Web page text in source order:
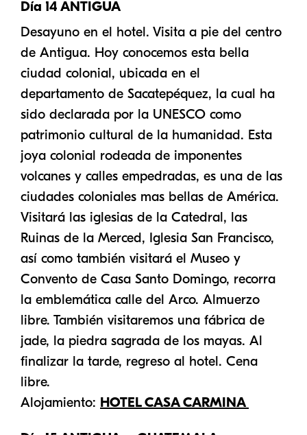
Día 14 ANTIGUA
Desayuno en el hotel. Visita a pie del centro
de Antigua. Hoy conocemos esta bella
ciudad colonial, ubicada en el
departamento de Sacatepéquez, la cual ha
sido declarada por la UNESCO como
patrimonio cultural de la humanidad. Esta
joya colonial rodeada de imponentes
volcanes y calles empedradas, es una de las
ciudades coloniales mas bellas de América.
Visitará las iglesias de la Catedral, las
Ruinas de la Merced, Iglesia San Francisco,
así como también visitará el Museo y
Convento de Casa Santo Domingo, recorra
la emblemática calle del Arco. Almuerzo
libre. También visitaremos una fábrica de
jade, la piedra sagrada de los mayas. Al
finalizar la tarde, regreso al hotel. Cena
libre.
Alojamiento: HOTEL CASA CARMINA